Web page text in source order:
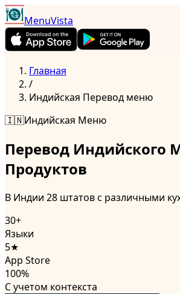
MenuVista
Главная
/
Индийская Перевод меню
🇮🇳Индийская Меню
Перевод Индийского
Продуктов
В Индии 28 штатов с различными
30+
Языки
5★
App Store
100%
С учетом контекста